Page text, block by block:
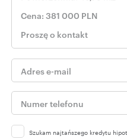
Szukam najtańszego kredytu